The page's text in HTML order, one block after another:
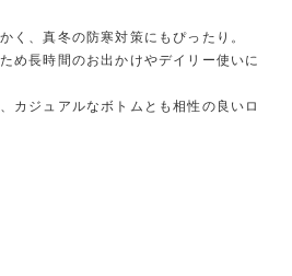
く、真冬の防寒対策にもぴったり。
め長時間のお出かけやデイリー使いに
カジュアルなボトムとも相性の良いロ